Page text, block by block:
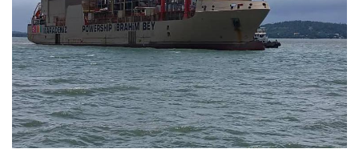
akoumba2000
Résidence
Hawa-
Nongo
Taady-